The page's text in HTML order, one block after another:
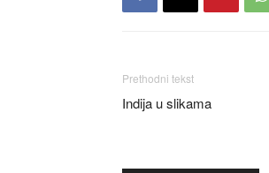
Prethodni tekst
Indija u slikama